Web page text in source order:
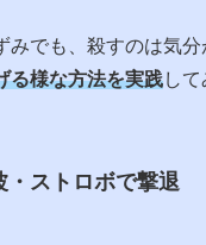
みでも、殺すのは気
る様な方法を実践し
・ストロボで撃退